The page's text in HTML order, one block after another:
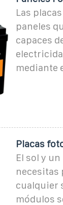
Las
paneles
capaces
mediante
Placas
El sol y
necesitas
cualquier
módulos